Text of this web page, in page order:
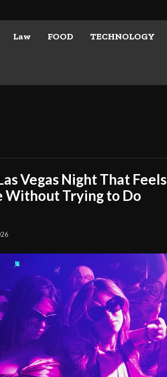
Law FOOD TECHNOLOGY
Vegas Night That Feels
Without Trying to Do